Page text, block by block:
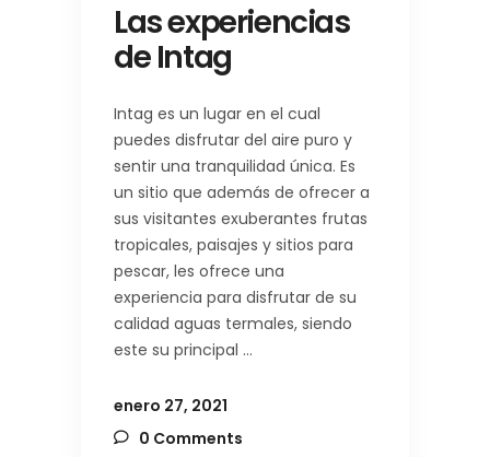
Las experiencias
de Intag
Intag es un lugar en el cual
puedes disfrutar del aire puro y
sentir una tranquilidad única. Es
un sitio que además de ofrecer a
sus visitantes exuberantes frutas
tropicales, paisajes y sitios para
pescar, les ofrece una
experiencia para disfrutar de su
calidad aguas termales, siendo
este su principal
enero 27, 2021
0 Comments